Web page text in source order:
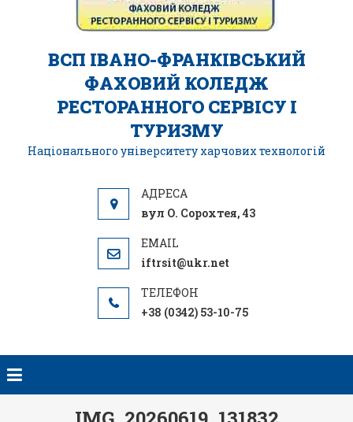
ВСП ІВАНО-ФРАНКІВСЬКИЙ
ФАХОВИЙ КОЛЕДЖ
РЕСТОРАННОГО СЕРВІСУ І
ТУРИЗМУ
Національного університету харчових технологій
вул О. Сорохтея, 43
iftrsit@ukr.net
+38 (0342) 53-10-75